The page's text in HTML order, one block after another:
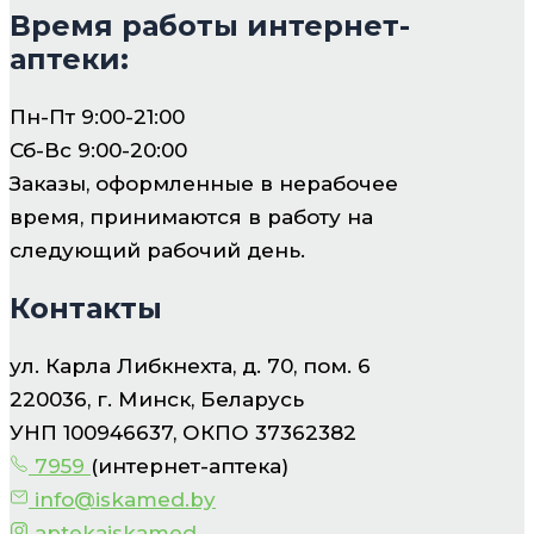
Время работы интернет-
аптеки:
Пн-Пт 9:00-21:00
Сб-Вс 9:00-20:00
Заказы, оформленные в нерабочее
время, принимаются в работу на
следующий рабочий день.
Контакты
ул. Карла Либкнехта, д. 70, пом. 6
220036, г. Минск, Беларусь
УНП 100946637, ОКПО 37362382
7959 (интернет-аптека)
info@iskamed.by